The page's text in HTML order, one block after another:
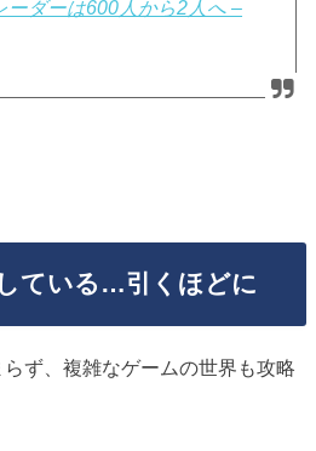
ーダーは600人から2人へ –
ている…引くほどに
ず、複雑なゲームの世界も攻略